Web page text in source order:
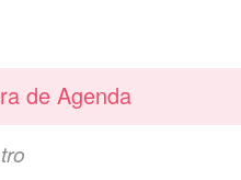
de Agenda